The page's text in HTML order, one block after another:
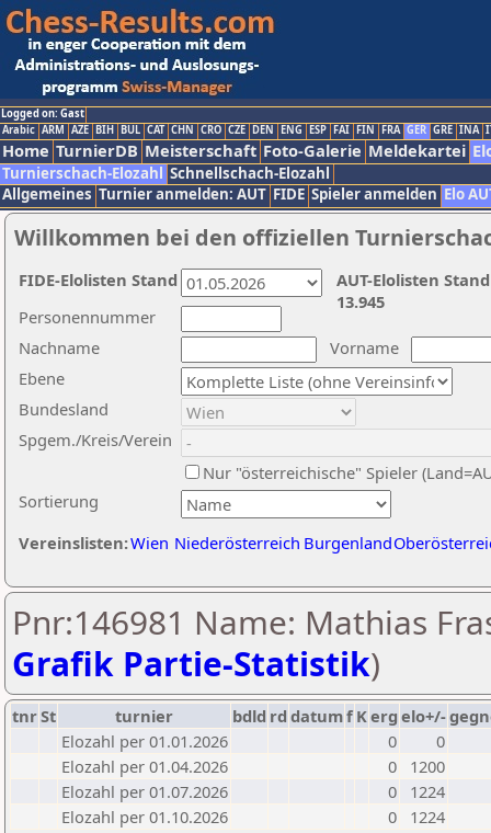
Logged on: Gast
Arabic ARM AZE BIH BUL CAT CHN CRO CZE DEN ENG ESP FAI FIN FRA GER GRE INA
Home TurnierDB Meisterschaft Foto-Galerie Meldekartei
Turnierschach-Elozahl Schnellschach-Elozahl
Allgemeines Turnier anmelden: AUT FIDE Spieler anmelden Elo
Willkommen bei den offiziellen
Nachname
Vorname
Ebene
Sortierung
Personennummer
Bundesland
Spgem./Kreis/Verein
Nur "österreichische" Spieler
Vereinslisten:Wien Niederösterreich Burgenland
AUT-Elolisten
13.945
FIDE-Elolisten Stand
Pnr:146981 Name: Mathias
Grafik Partie-Statistik)
tnrSt turnier bdld rd datumf Kerg elo+/-
Elozahl per 01.01.2026
0
0
Elozahl per 01.04.2026
0
1200
Elozahl per 01.07.2026
0
1224
Elozahl per 01.10.2026
0 1224